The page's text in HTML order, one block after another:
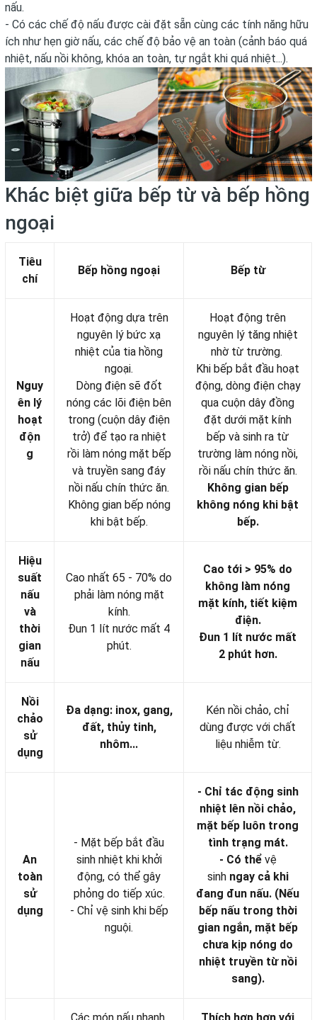
nấu.
- Có các chế độ nấu được cài đặt sẵn cùng các tính năng hữu
ích như hẹn giờ nấu, các chế độ bảo vệ an toàn (cảnh báo quá
nhiệt, nấu nồi không, khóa an toàn, tự ngắt khi quá nhiệt...).
Khác biệt giữa bếp từ và bếp hồng
ngoại
Tiêu
chí
Bếp hồng ngoại Bếp từ
Nguy
ên lý
hoạt
độn
g
Hoạt động dựa trên
nguyên lý bức xạ
nhiệt của tia hồng
ngoại.
Dòng điện sẽ đốt
nóng các lõi điện bên
trong (cuộn dây điện
trở) để tạo ra nhiệt
rồi làm nóng mặt bếp
và truyền sang đáy
nồi nấu chín thức ăn.
Không gian bếp nóng
khi bật bếp.
Hoạt động trên
nguyên lý tăng nhiệt
nhờ từ trường.
Khi bếp bắt đầu hoạt
động, dòng điện chạy
qua cuộn dây đồng
đặt dưới mặt kính
bếp và sinh ra từ
trường làm nóng nồi,
rồi nấu chín thức ăn.
Không gian bếp
không nóng khi bật
bếp.
Hiệu
suất
nấu
và
thời
gian
nấu
Cao nhất 65 - 70% do
phải làm nóng mặt
kính.
Đun 1 lít nước mất 4
phút.
Cao tới > 95% do
không làm nóng
mặt kính, tiết kiệm
điện.
Đun 1 lít nước mất
2 phút hơn.
Nồi
chảo
sử
dụng
Đa dạng: inox, gang,
đất, thủy tinh,
nhôm...
Kén nồi chảo, chỉ
dùng được với chất
liệu nhiễm từ.
An
toàn
sử
dụng
- Mặt bếp bắt đầu
sinh nhiệt khi khởi
động, có thể gây
phỏng do tiếp xúc.
- Chỉ vệ sinh khi bếp
nguội.
- Chỉ tác động sinh
nhiệt lên nồi chảo,
mặt bếp luôn trong
tình trạng mát.
- Có thể vệ
sinhngay cả khi
đang đun nấu. (Nếu
bếp nấu trong thời
gian ngắn, mặt bếp
chưa kịp nóng do
nhiệt truyền từ nồi
sang).